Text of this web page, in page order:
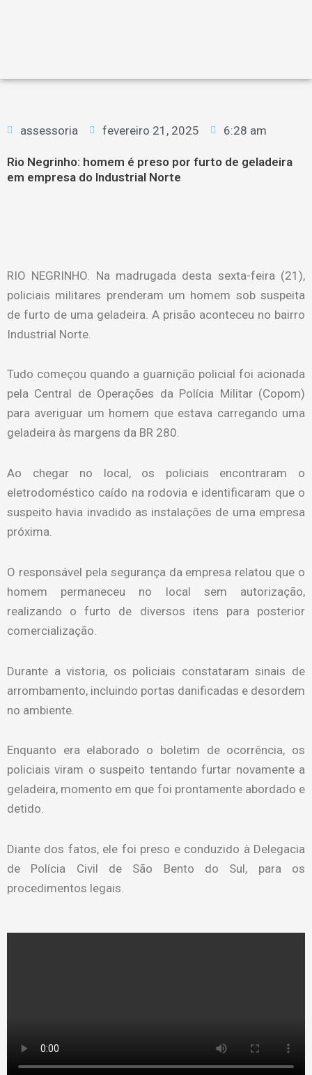
assessoria fevereiro 21, 2025 6:28 am
Rio Negrinho: homem é preso por furto de geladeira
em empresa do Industrial Norte
RIO NEGRINHO. Na madrugada desta sexta-feira (21),
policiais militares prenderam um homem sob suspeita
de furto de uma geladeira. A prisão aconteceu no bairro
Industrial Norte.
Tudo começou quando a guarnição policial foi acionada
pela Central de Operações da Polícia Militar (Copom)
para averiguar um homem que estava carregando uma
geladeira às margens da BR 280.
Ao chegar no local, os policiais encontraram o
eletrodoméstico caído na rodovia e identificaram que o
suspeito havia invadido as instalações de uma empresa
próxima.
O responsável pela segurança da empresa relatou que o
homem permaneceu no local sem autorização,
realizando o furto de diversos itens para posterior
comercialização.
Durante a vistoria, os policiais constataram sinais de
arrombamento, incluindo portas danificadas e desordem
no ambiente.
Enquanto era elaborado o boletim de ocorrência, os
policiais viram o suspeito tentando furtar novamente a
geladeira, momento em que foi prontamente abordado e
detido.
Diante dos fatos, ele foi preso e conduzido à Delegacia
de Polícia Civil de São Bento do Sul, para os
procedimentos legais.